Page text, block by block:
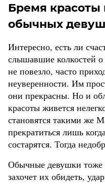
Бремя красоты
обычных
Интересно, есть ли
слышавшие колкостей
не повезло, часто
неуверенности. Им
они прекрасны. Но и
красоты живется
становятся такими же
прекратиться лишь
состарятся. Тогда
Обычные девушки
захочет их обидеть,